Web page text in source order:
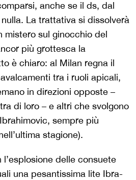
anche se il ds, dal
La trattativa si dissolverà
mistero sul ginocchio del
più grottesca la
è chiaro: al Milan regna il
tra i ruoli apicali,
in direzioni opposte –
di loro – e altri che svolgono
sempre più
stagione).
delle consuete
una pesantissima lite Ibra-